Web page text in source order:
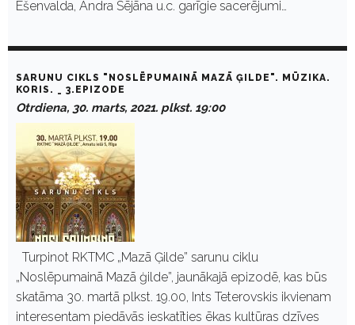
Ešenvalda, Andra Sējāna u.c. garīgie sacerējumi…
SARUNU CIKLS "NOSLĒPUMAINĀ MAZĀ ĢILDE". MŪZIKA.
KORIS. _ 3.EPIZODE
Otrdiena, 30. marts, 2021. plkst. 19:00
Turpinot RKTMC „Mazā Ģilde” sarunu ciklu
„Noslēpumainā Mazā ģilde”, jaunākajā epizodē, kas būs
skatāma 30. martā plkst. 19.00, Ints Teterovskis ikvienam
interesentam piedāvās ieskatīties ēkas kultūras dzīves